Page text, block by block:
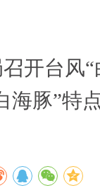
开台风
海豚”特